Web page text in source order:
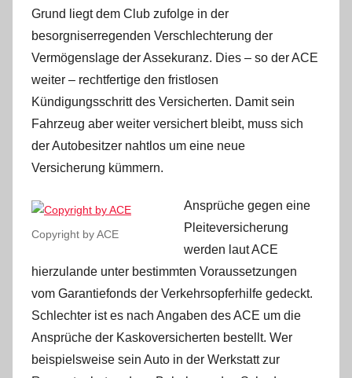
Grund liegt dem Club zufolge in der
besorgniserregenden Verschlechterung der
Vermögenslage der Assekuranz. Dies – so der ACE
weiter – rechtfertige den fristlosen
Kündigungsschritt des Versicherten. Damit sein
Fahrzeug aber weiter versichert bleibt, muss sich
der Autobesitzer nahtlos um eine neue
Versicherung kümmern.
Copyright by ACE
Ansprüche gegen eine
Pleiteversicherung
werden laut ACE
hierzulande unter bestimmten Voraussetzungen
vom Garantiefonds der Verkehrsopferhilfe gedeckt.
Schlechter ist es nach Angaben des ACE um die
Ansprüche der Kaskoversicherten bestellt. Wer
beispielsweise sein Auto in der Werkstatt zur